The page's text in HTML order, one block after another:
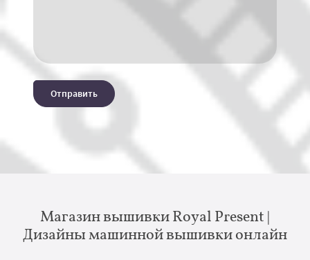
Отправить
Магазин вышивки Royal Present |
Дизайны машинной вышивки онлайн